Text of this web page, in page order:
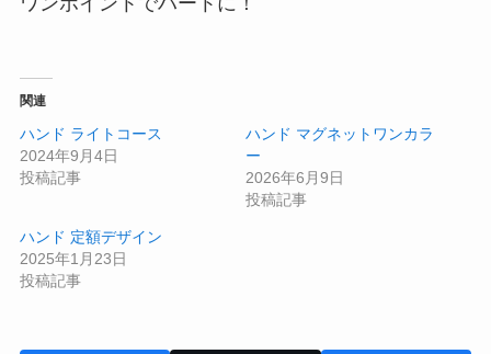
関連
ハンド ライトコース
2024年9月4日
投稿記事
ハンド マグネットワンカラ
ー
2026年6月9日
投稿記事
ハンド 定額デザイン
2025年1月23日
投稿記事